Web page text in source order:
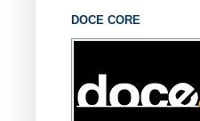
DOCE CORE